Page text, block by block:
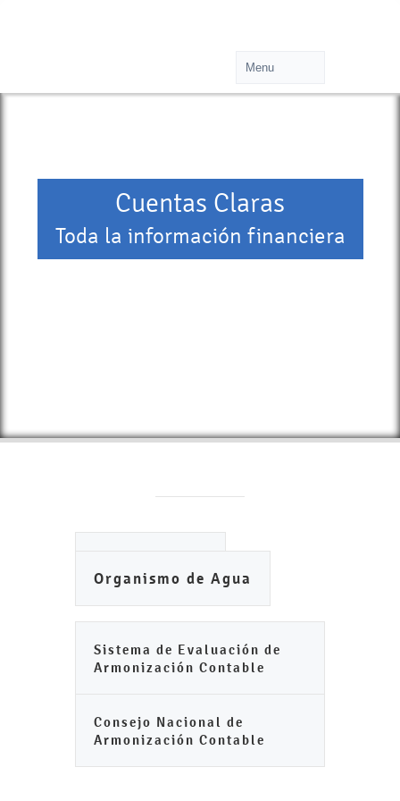
Cuentas Claras
Toda la información financiera
Organismo de Agua
Sistema de Evaluación de
Armonización Contable
Consejo Nacional de
Armonización Contable